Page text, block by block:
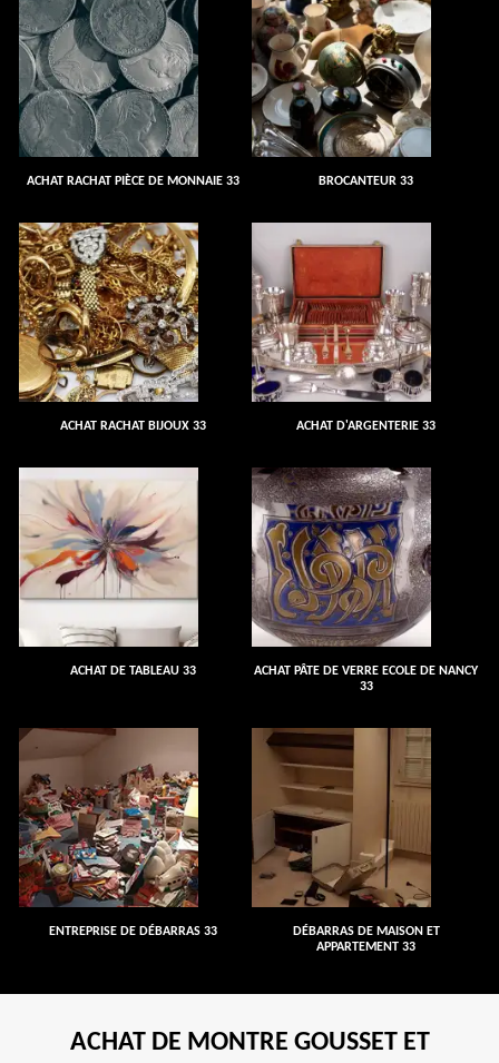
ACHAT RACHAT PIÈCE DE MONNAIE 33 BROCANTEUR 33
ACHAT RACHAT BIJOUX 33 ACHAT D'ARGENTERIE 33
ACHAT DE TABLEAU 33
ACHAT PÂTE DE VERRE ECOLE DE NANCY
33
ENTREPRISE DE DÉBARRAS 33
DÉBARRAS DE MAISON ET
APPARTEMENT 33
ACHAT DE MONTRE GOUSSET ET